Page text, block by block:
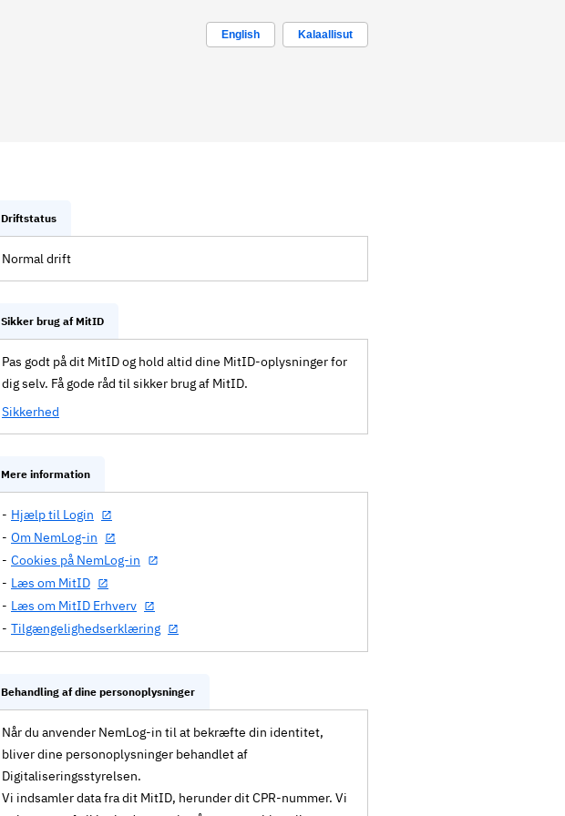
English Kalaallisut
Driftstatus
Normal drift
Sikker brug af MitID
Pas godt på dit MitID og hold altid dine MitID-oplysninger for
dig selv. Få gode råd til sikker brug af MitID.
Sikkerhed
Mere information
Hjælp til Login
Om NemLog-in
Cookies på NemLog-in
Læs om MitID
Læs om MitID Erhverv
Tilgængelighedserklæring
Behandling af dine personoplysninger
Når du anvender NemLog-in til at bekræfte din identitet,
bliver dine personoplysninger behandlet af
Digitaliseringsstyrelsen.
Vi indsamler data fra dit MitID, herunder dit CPR-nummer. Vi